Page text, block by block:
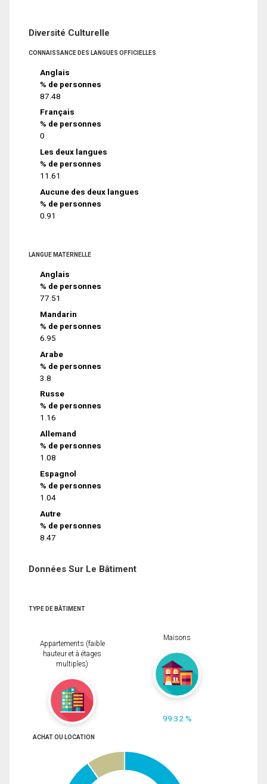
Diversité Culturelle
CONNAISSANCE DES LANGUES OFFICIELLES
Anglais
% de personnes
87.48
Français
% de personnes
0
Les deux langues
% de personnes
11.61
Aucune des deux langues
% de personnes
0.91
LANGUE MATERNELLE
Anglais
% de personnes
77.51
Mandarin
% de personnes
6.95
Arabe
% de personnes
3.8
Russe
% de personnes
1.16
Allemand
% de personnes
1.08
Espagnol
% de personnes
1.04
Autre
% de personnes
8.47
Données Sur Le Bâtiment
TYPE DE BÂTIMENT
Appartements (faible
hauteur et à étages
multiples)
Maisons
99.32 %
ACHAT OU LOCATION